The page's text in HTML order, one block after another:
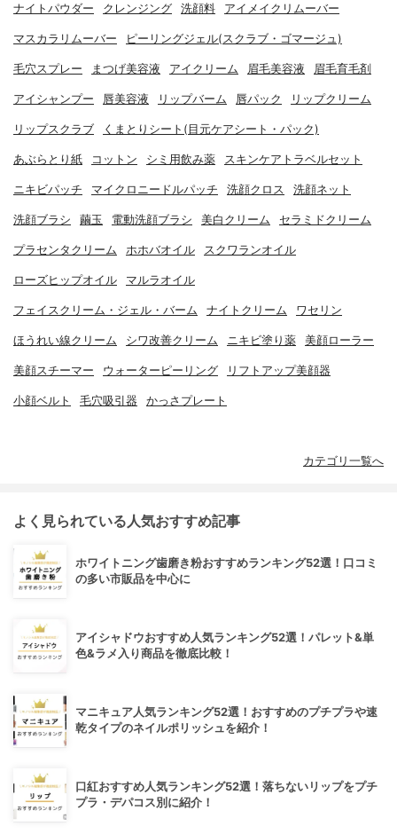
ナイトパウダー クレンジング 洗顔料 アイメイクリムーバー
マスカラリムーバー ピーリングジェル(スクラブ・ゴマージュ)
毛穴スプレー まつげ美容液 アイクリーム 眉毛美容液 眉毛育毛剤
アイシャンプー 唇美容液 リップバーム 唇パック リップクリーム
リップスクラブ くまとりシート(目元ケアシート・パック)
あぶらとり紙 コットン シミ用飲み薬 スキンケアトラベルセット
ニキビパッチ マイクロニードルパッチ 洗顔クロス 洗顔ネット
洗顔ブラシ 繭玉 電動洗顔ブラシ 美白クリーム セラミドクリーム
プラセンタクリーム ホホバオイル スクワランオイル
ローズヒップオイル マルラオイル
フェイスクリーム・ジェル・バーム ナイトクリーム ワセリン
ほうれい線クリーム シワ改善クリーム ニキビ塗り薬 美顔ローラー
美顔スチーマー ウォーターピーリング リフトアップ美顔器
小顔ベルト 毛穴吸引器 かっさプレート
カテゴリ一覧へ
よく見られている人気おすすめ記事
ホワイトニング歯磨き粉おすすめランキング52選！口コミ
の多い市販品を中心に
アイシャドウおすすめ人気ランキング52選！パレット&単
色&ラメ入り商品を徹底比較！
マニキュア人気ランキング52選！おすすめのプチプラや速
乾タイプのネイルポリッシュを紹介！
口紅おすすめ人気ランキング52選！落ちないリップをプチ
プラ・デパコス別に紹介！